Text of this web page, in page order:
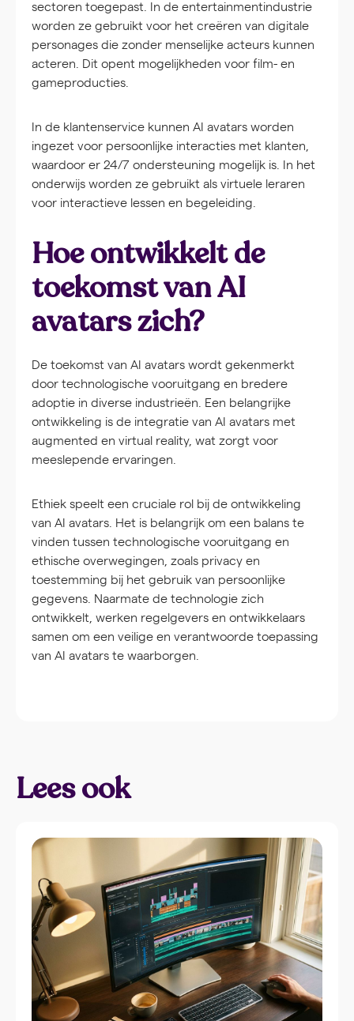
sectoren toegepast. In de entertainmentindustrie
worden ze gebruikt voor het creëren van digitale
personages die zonder menselijke acteurs kunnen
acteren. Dit opent mogelijkheden voor film- en
gameproducties.
In de klantenservice kunnen AI avatars worden
ingezet voor persoonlijke interacties met klanten,
waardoor er 24/7 ondersteuning mogelijk is. In het
onderwijs worden ze gebruikt als virtuele leraren
voor interactieve lessen en begeleiding.
Hoe ontwikkelt de
toekomst van AI
avatars zich?
De toekomst van AI avatars wordt gekenmerkt
door technologische vooruitgang en bredere
adoptie in diverse industrieën. Een belangrijke
ontwikkeling is de integratie van AI avatars met
augmented en virtual reality, wat zorgt voor
meeslepende ervaringen.
Ethiek speelt een cruciale rol bij de ontwikkeling
van AI avatars. Het is belangrijk om een balans te
vinden tussen technologische vooruitgang en
ethische overwegingen, zoals privacy en
toestemming bij het gebruik van persoonlijke
gegevens. Naarmate de technologie zich
ontwikkelt, werken regelgevers en ontwikkelaars
samen om een veilige en verantwoorde toepassing
van AI avatars te waarborgen.
Lees ook